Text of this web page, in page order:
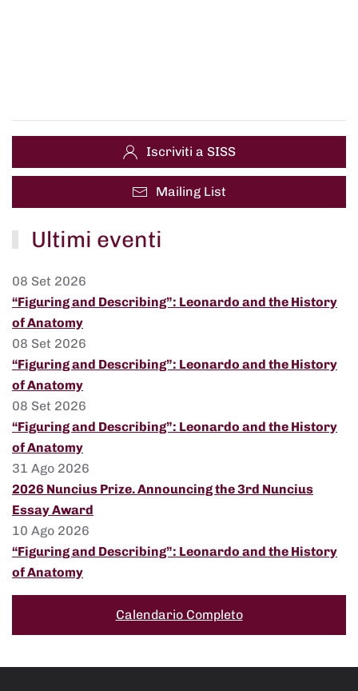
Iscriviti a SISS
Mailing List
Ultimi eventi
08 Set 2026
“Figuring and Describing”: Leonardo and the History
of Anatomy
08 Set 2026
“Figuring and Describing”: Leonardo and the History
of Anatomy
08 Set 2026
“Figuring and Describing”: Leonardo and the History
of Anatomy
31 Ago 2026
2026 Nuncius Prize. Announcing the 3rd Nuncius
Essay Award
10 Ago 2026
“Figuring and Describing”: Leonardo and the History
of Anatomy
Calendario Completo